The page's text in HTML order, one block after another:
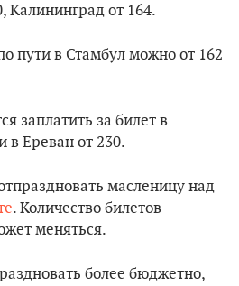
Калининград от 164.
пути в Стамбул можно от 162
заплатить за билет в
в Ереван от 230.
масленицу над
. Количество билетов
меняться.
более бюджетно,